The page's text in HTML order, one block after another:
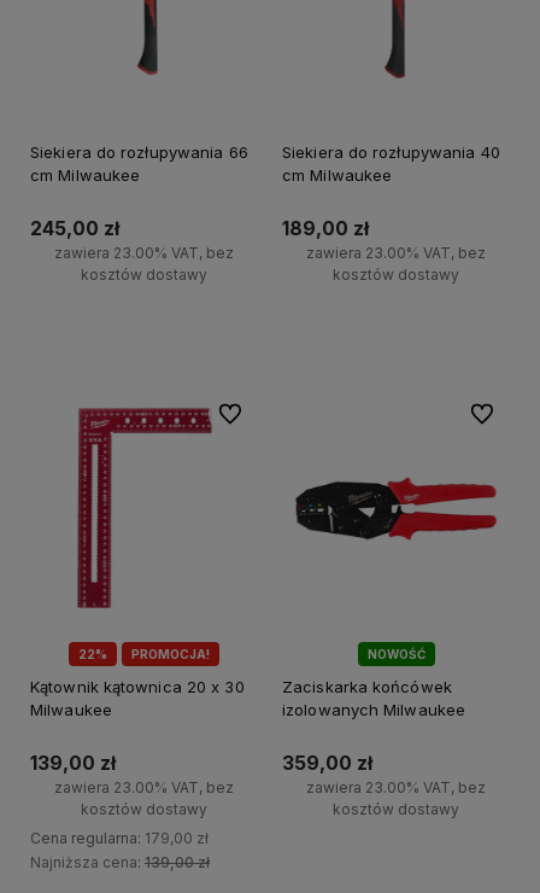
Siekiera do rozłupywania 66
cm Milwaukee
245,00 zł
zawiera 23.00% VAT, bez
kosztów dostawy
Siekiera do rozłupywania 40
cm Milwaukee
189,00 zł
zawiera 23.00% VAT, bez
kosztów dostawy
22% PROMOCJA!
Kątownik kątownica 20 x 30
Milwaukee
139,00 zł
zawiera 23.00% VAT, bez
kosztów dostawy
Cena regularna: 179,00 zł
Najniższa cena: 139,00 zł
Do ulubionych
NOWOŚĆ
Zaciskarka końcówek
izolowanych Milwaukee
359,00 zł
zawiera 23.00% VAT, bez
kosztów dostawy
Do